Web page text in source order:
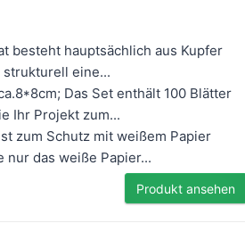
besteht hauptsächlich aus Kupfer
eine...
Das Set enthält 100 Blätter
Ihr Projekt zum...
zum Schutz mit weißem Papier
nur das weiße Papier...
Produkt ansehen